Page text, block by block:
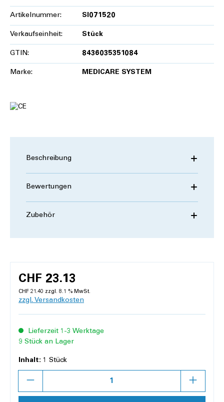
Artikelnummer: SI071520
Verkaufseinheit: Stück
GTIN: 8436035351084
Marke: MEDICARE SYSTEM
Beschreibung
Bewertungen
Zubehör
CHF 23.13
CHF 21.40 zzgl. 8.1 % MwSt.
zzgl. Versandkosten
Lieferzeit 1-3 Werktage
9 Stück an Lager
Inhalt: 1 Stück